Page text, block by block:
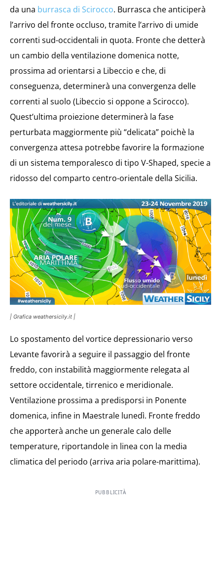
da una burrasca di Scirocco. Burrasca che anticiperà
l’arrivo del fronte occluso, tramite l’arrivo di umide
correnti sud-occidentali in quota. Fronte che detterà
un cambio della ventilazione domenica notte,
prossima ad orientarsi a Libeccio e che, di
conseguenza, determinerà una convergenza delle
correnti al suolo (Libeccio si oppone a Scirocco).
Quest’ultima proiezione determinerà la fase
perturbata maggiormente più “delicata” poichè la
convergenza attesa potrebbe favorire la formazione
di un sistema temporalesco di tipo V-Shaped, specie a
ridosso del comparto centro-orientale della Sicilia.
| Grafica weathersicily.it |
Lo spostamento del vortice depressionario verso
Levante favorirà a seguire il passaggio del fronte
freddo, con instabilità maggiormente relegata al
settore occidentale, tirrenico e meridionale.
Ventilazione prossima a predisporsi in Ponente
domenica, infine in Maestrale lunedì. Fronte freddo
che apporterà anche un generale calo delle
temperature, riportandole in linea con la media
climatica del periodo (arriva aria polare-marittima).
PUBBLICITÀ